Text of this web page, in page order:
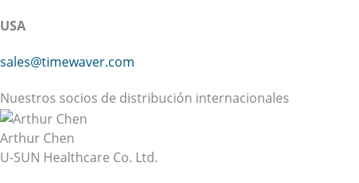
USA
sales@timewaver.com
Nuestros socios de distribución internacionales
Arthur Chen
U-SUN Healthcare Co. Ltd.